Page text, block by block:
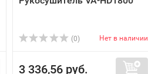
(0) Нет в наличии
3 336,56 руб.